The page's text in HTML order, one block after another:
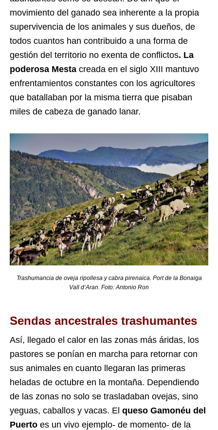
movimiento del ganado sea inherente a la propia
supervivencia de los animales y sus dueños, de
todos cuantos han contribuido a una forma de
gestión del territorio no exenta de conflictos. La
poderosa Mesta creada en el siglo XIII mantuvo
enfrentamientos constantes con los agricultores
que batallaban por la misma tierra que pisaban
miles de cabeza de ganado lanar.
Trashumancia de oveja ripollesa y cabra pirenaica. Port de la Bonaiga
Vall d’Aran. Foto: Antonio Ron
Sendas ancestrales trashumantes
Así, llegado el calor en las zonas más áridas, los
pastores se ponían en marcha para retornar con
sus animales en cuanto llegaran las primeras
heladas de octubre en la montaña. Dependiendo
de las zonas no solo se trasladaban ovejas, sino
yeguas, caballos y vacas. El queso Gamonéu del
Puerto es un vivo ejemplo- de momento- de la